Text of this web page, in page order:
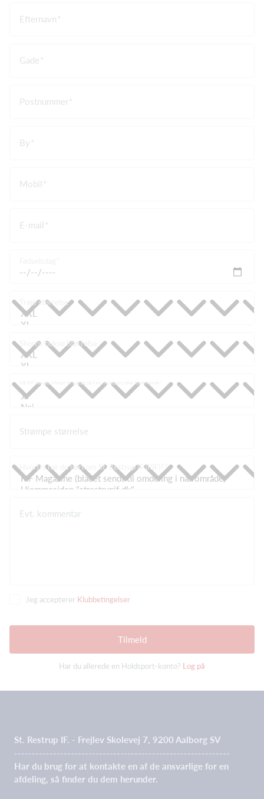
Efternavn
Gade
Postnummer
By
Mobil
E-mail
Trøje størrelse
Shorts/bukse Størrelse
Må RIF benytte billeder til opslag på f.eks. holdsport eller hjemmeside
Strømpe størrelse
Hvorfra har du hørt om St. Restrup IF (RIF)?
Evt. kommentar
Jeg accepterer Klubbetingelser
Tilmeld
Har du allerede en Holdsport-konto? Log på
St. Restrup IF. - Frejlev Skolevej 7, 9200 Aalborg SV
-------------------------------------------------------------
Har du brug for at kontakte en af de ansvarlige for en
afdeling, så finder du dem herunder.